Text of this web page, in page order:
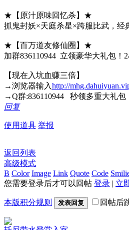
★【原汁原味回忆杀】★
抓鬼封妖×天庭杀星×跨服比武，经
★【百万道友修仙圈】★
加群836110944 立领豪华大礼包
【现在入坑血赚三倍】
→浏览器输入http://
→Q群:836110944 秒领多重大礼包
回复
使用道具 举报
返回列表
高级模式
B Color Image Link Quote Code
您需要登录后才可以回帖 登录 | 立
本版积分规则 发表回复 回帖后